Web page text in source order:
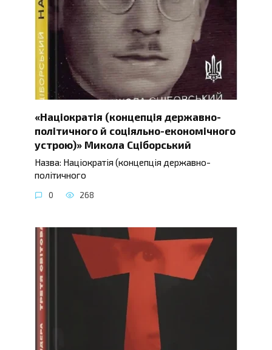
«Націократія (концепція державно-
політичного й соціяльно-економічного
устрою)» Микола Сціборський
Назва: Націократія (концепція державно-
політичного
0 268